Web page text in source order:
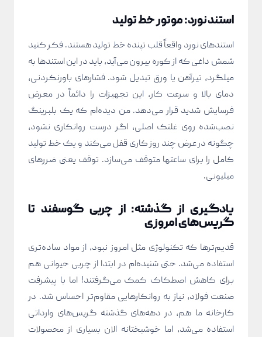
استند نورد: موتور خط تولید
استندهای نورد واقعاً قلب تپنده خط تولید هستند. فکر کنید
شمش داغی که از کوره بیرون می‌آید، باید در این استندها به
میلگرد، تیرآهن یا ورق تبدیل شود. فشارهای باورنکردنی،
دمای بالا و سرعت کار، این تجهیزات را دائماً در معرض
فرسایش شدید قرار می‌دهد. من دیده‌ام که یک بلبرینگ
نصب‌شده روی غلتک اصلی، اگر درست روانکاری نشود،
چگونه در عرض چند روز کاری قفل می‌کند و یک خط تولید
کامل را برای ساعتها متوقف می‌سازد. توقف یعنی ضررهای
میلیونی.
یادگیری از گذشته: از چربی گوسفند تا
گریس‌های امروزی
قدیم‌ترها که تکنولوژی مثل امروز نبود، از مواد ساده‌تری
استفاده می‌شد. حتی شنیده‌ام در ابتدا از چربی حیوانی هم
برای کاهش اصطکاک کمک می‌گرفتند! اما با پیشرفت
صنعت فولاد، نیاز به روانکارهایی مقاوم‌تر احساس شد. در
کارخانه ما هم، در دهه‌های گذشته گریس‌های وارداتی
استفاده می‌شد، اما خوشبختانه الان بسیاری از محصولات